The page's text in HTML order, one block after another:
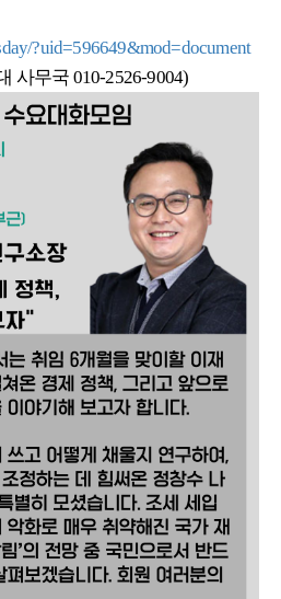
?uid=596649&mod=document
사무국 010-2526-9004)